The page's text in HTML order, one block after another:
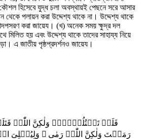
হিসেবে যুদ্ধ চলা অবস্থায়ই পেছনে সরে আসার
পলায়ন করা উদ্দেশ্য থাকে না। উদ্দেশ্য থাকে
করা জায়েয। (খ) অনেক সময় ক্ষুদ্র দল
মিলিত হয় এবং উদ্দেশ্য থাকে তাদের সাহায্য নিয়ে
এ জাতীয় পৃষ্ঠপ্রদর্শনও জায়েয।
فَلَمۡ تَقۡتُلُوۡہُمۡ وَلٰکِنَّ اللّٰہَ
رَمَیۡتَ وَلٰکِنَّ اللّٰہَ رَمٰی ۚ وَلِیُبۡلِیَ